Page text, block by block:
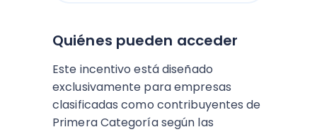
Quiénes pueden acceder
Este incentivo está diseñado
exclusivamente para empresas
clasificadas como contribuyentes de
Primera Categoría según las